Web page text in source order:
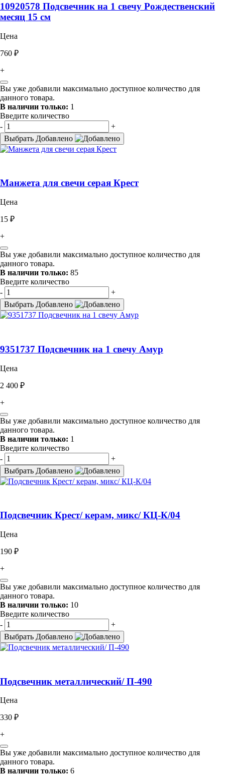
10920578 Подсвечник на 1 свечу Рождественский
месяц 15 см
Цена
760 ₽
+
Вы уже добавили максимально доступное количество для
данного товара.
В наличии только: 1
Введите количество
-
+
Выбрать Добавлено
Манжета для свечи серая Крест
Цена
15 ₽
+
Вы уже добавили максимально доступное количество для
данного товара.
В наличии только: 85
Введите количество
-
+
Выбрать Добавлено
9351737 Подсвечник на 1 свечу Амур
Цена
2 400 ₽
+
Вы уже добавили максимально доступное количество для
данного товара.
В наличии только: 1
Введите количество
-
+
Выбрать Добавлено
Подсвечник Крест/ керам, микс/ КЦ-К/04
Цена
190 ₽
+
Вы уже добавили максимально доступное количество для
данного товара.
В наличии только: 10
Введите количество
-
+
Выбрать Добавлено
Подсвечник металлический/ П-490
Цена
330 ₽
+
Вы уже добавили максимально доступное количество для
данного товара.
В наличии только: 6